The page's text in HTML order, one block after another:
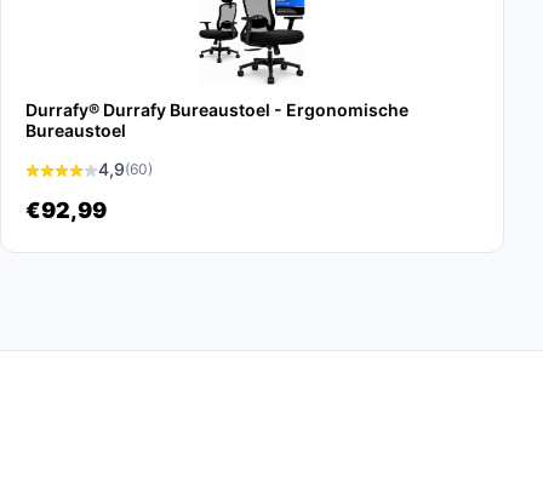
Durrafy® Durrafy Bureaustoel - Ergonomische
Bureaustoel
4,9(60)
€92,99